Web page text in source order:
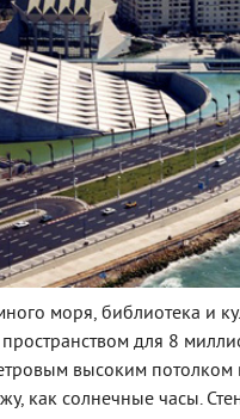
моря, библиотека и
для 8
высоким
как солнечные часы.